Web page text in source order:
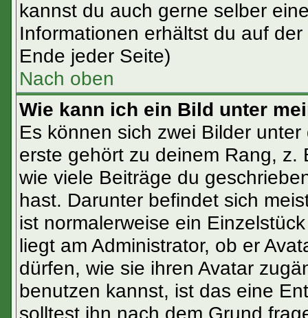
kannst du auch gerne selber
Informationen erhältst du auf
Ende jeder Seite)
Nach oben
Wie kann ich ein Bild unter
Es können sich zwei Bilder
erste gehört zu deinem Rang,
wie viele Beiträge du
hast. Darunter befindet sich
ist normalerweise ein
liegt am Administrator, ob er
dürfen, wie sie ihren Avatar
benutzen kannst, ist das eine
solltest ihn nach dem Grund